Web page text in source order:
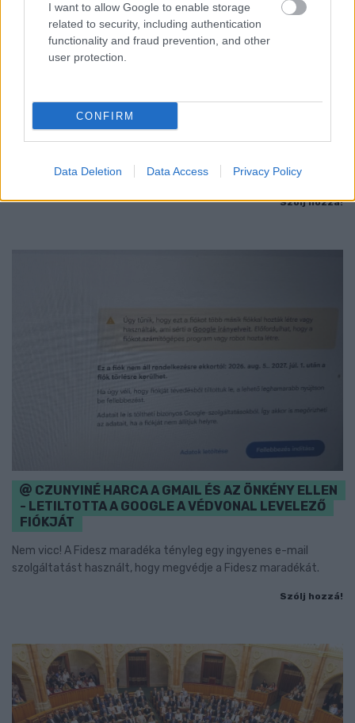
I want to allow Google to enable storage
related to security, including authentication
functionality and fraud prevention, and other
user protection.
CONFIRM
Data Deletion Data Access Privacy Policy
A RÓMAIAKTÓL AZ AGYAGKATONÁKIG –
GYŐRI RÓMER MÚZEUMBAN
Ingyenes programokkal és különleges kiállításokkal készülnek a
– Kőtár is díjmentesen látogatható.
Szólj hozzá!
CZUNYINÉ HARCA A GMAIL ÉS AZ ÖNKÉNY ELLEN
- LETILTOTTA A GOOGLE A VÉDVONAL LEVELEZŐ
FIÓKJÁT
Nem vicc! A Fidesz maradéka tényleg egy ingyenes e-mail
szolgáltatást használt, hogy megvédje a Fidesz maradékát.
Szólj hozzá!